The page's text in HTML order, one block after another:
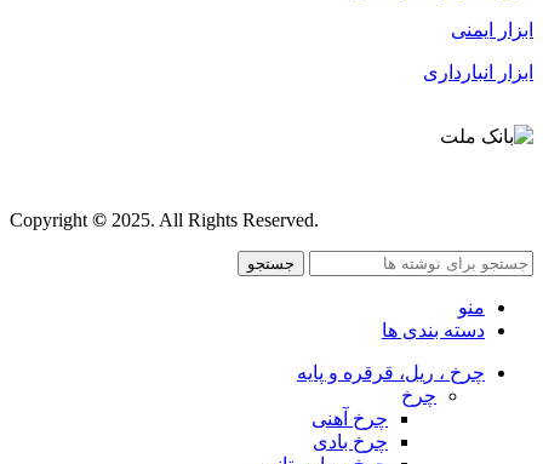
ابزار ایمنی
ابزار انبارداری
Copyright© 2025. All Rights Reserved.
جستجو
منو
دسته بندی ها
چرخ ، ریل، قرقره و پایه
چرخ
چرخ آهنی
چرخ بادی